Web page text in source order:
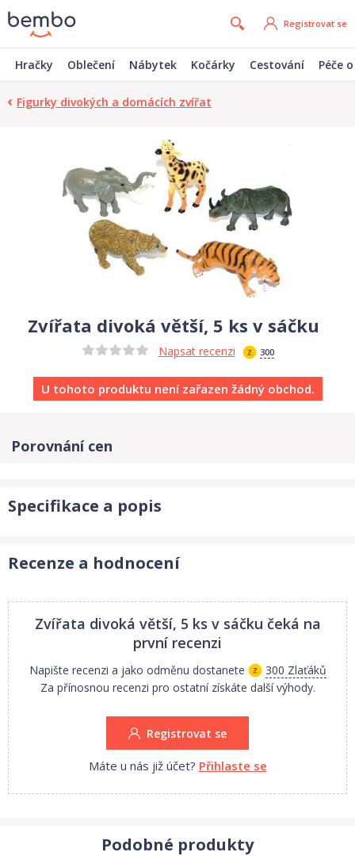
Registrovat se
Hračky Oblečení Nábytek Kočárky Cestování Péče
Figurky divokých a domácích zvířat
Zvířata divoká větší, 5 ks v sáčku
Napsat recenzi 300
U tohoto produktu není zařazen žádný obchod.
Porovnání cen
Specifikace a popis
Recenze a hodnocení
Zvířata divoká větší, 5 ks v sáčku čeká na
první recenzi
Napište recenzi a jako odměnu dostanete
300 Zlaťáků
Za přínosnou recenzi pro ostatní získáte další výhody.
Registrovat se
Máte u nás již účet? Přihlaste se
Podobné produkty